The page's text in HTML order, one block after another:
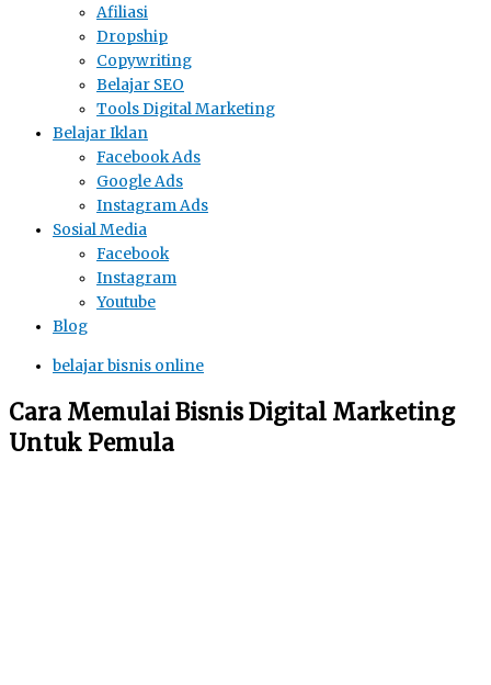
Afiliasi
Dropship
Copywriting
Belajar SEO
Tools Digital Marketing
Belajar Iklan
Facebook Ads
Google Ads
Instagram Ads
Sosial Media
Facebook
Instagram
Youtube
Blog
belajar bisnis online
Cara Memulai Bisnis Digital Marketing
Untuk Pemula